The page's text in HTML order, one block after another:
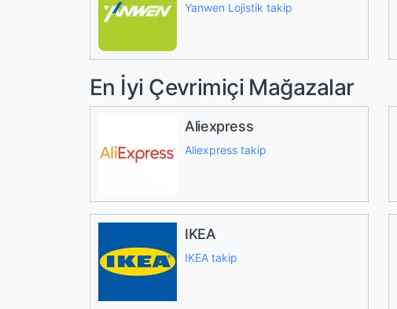
Yanwen Lojistik takip
En İyi Çevrimiçi Mağazalar
Aliexpress
Aliexpress takip
IKEA
IKEA takip